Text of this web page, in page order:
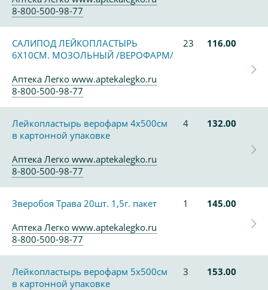
8-800-500-98-77
САЛИПОД ЛЕЙКОПЛАСТЫРЬ
6Х10СМ. МОЗОЛЬНЫЙ /ВЕРОФАРМ/
23 116.00
Аптека Легко www.aptekalegko.ru
8-800-500-98-77
Лейкопластырь верофарм 4х500см
в картонной упаковке
4 132.00
Аптека Легко www.aptekalegko.ru
8-800-500-98-77
Зверобоя Трава 20шт. 1,5г. пакет 1
145.00
Аптека Легко www.aptekalegko.ru
8-800-500-98-77
Лейкопластырь верофарм 5х500см
в картонной упаковке
3 153.00